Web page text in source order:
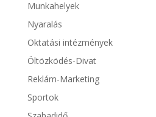
Munkahelyek
Nyaralás
Oktatási intézmények
Öltözködés-Divat
Reklám-Marketing
Sportok